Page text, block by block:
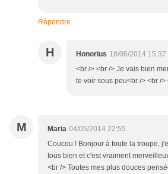
Répondre
H Honorius 18/06/2014 15:37
<br /> <br /> Je vais bien
te voir sous peu<br /> <br />
M Maria 04/05/2014 22:55
Coucou ! Bonjour à toute la troupe,
tous bien et c'est vraiment
<br /> Toutes mes plus douces